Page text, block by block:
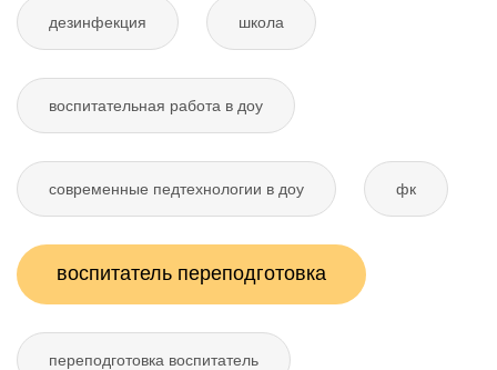
дезинфекция школа
воспитательная работа в доу
современные педтехнологии в доу фк
воспитатель переподготовка
переподготовка воспитатель